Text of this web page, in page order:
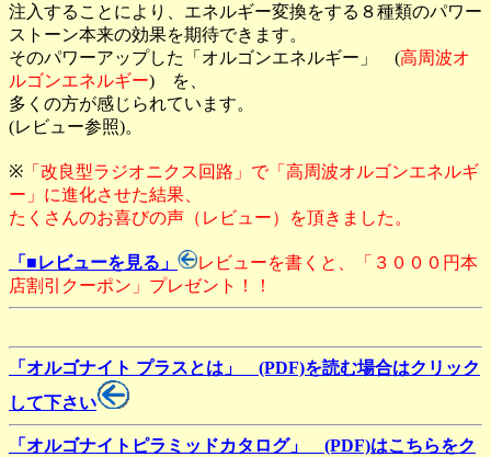
注入することにより、エネルギー変換をする８種類のパワー
ストーン本来の効果を期待できます。
そのパワーアップした「オルゴンエネルギー」 (高周波オ
ルゴンエネルギー) を、
多くの方が感じられています。
(レビュー参照)。
※ 「改良型ラジオニクス回路」で「高周波オルゴンエネルギ
ー」に進化させた結果、
たくさんのお喜びの声（レビュー）を頂きました。
「■レビューを見る」
レビューを書くと、「３０００円本
店割引クーポン」プレゼント！！
「オルゴナイト プラスとは」 (PDF)を読む場合はクリック
して下さい
「オルゴナイトピラミッドカタログ」 (PDF)はこちらをク